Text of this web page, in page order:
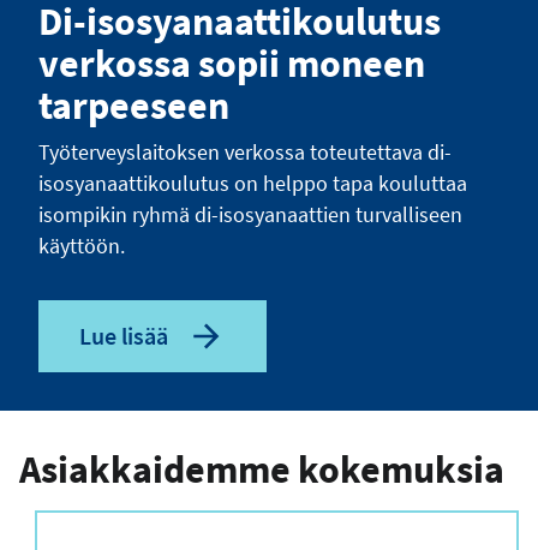
o
s
t
o
s
o
e
Di-isosyanaattikoulutus
verkossa sopii moneen
tarpeeseen
Työterveyslaitoksen verkossa toteutettava di-
isosyanaattikoulutus on helppo tapa kouluttaa
isompikin ryhmä di-isosyanaattien turvalliseen
käyttöön.
Lue lisää
Asiakkaidemme kokemuksia